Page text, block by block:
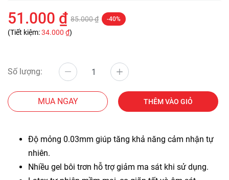
51.000 ₫ 85.000 ₫ -40%
(Tiết kiệm:34.000 ₫)
Số lượng:
MUA NGAY THÊM VÀO GIỎ
Độ mỏng 0.03mm giúp tăng khả năng cảm nhận tự
nhiên.
Nhiều gel bôi trơn hỗ trợ giảm ma sát khi sử dụng.